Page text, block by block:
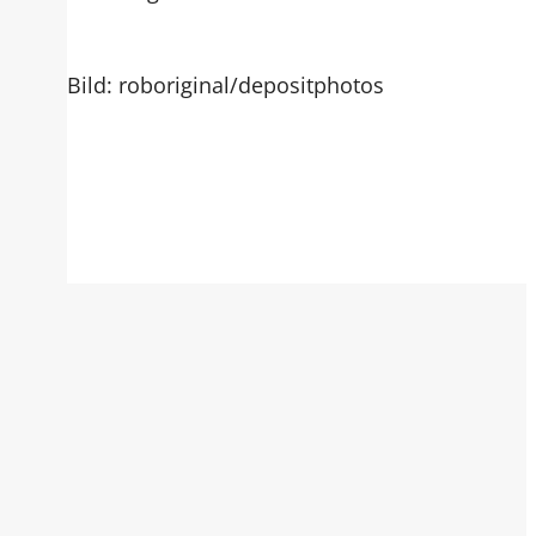
Bild: roboriginal/depositphotos